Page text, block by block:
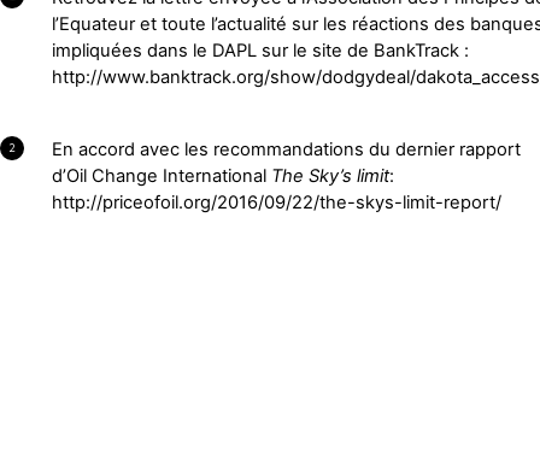
l’Equateur et toute l’actualité sur les réactions des
impliquées dans le DAPL sur le site de BankTrack :
http://www.banktrack.org/show/dodgydeal/
2
En accord avec les recommandations du dernier rapport
d’Oil Change International The Sky’s limit:
http://priceofoil.org/2016/09/22/the-skys-limit-report/